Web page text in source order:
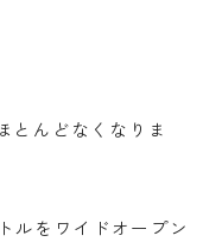
とんどなくなりま
ルをワイドオープン